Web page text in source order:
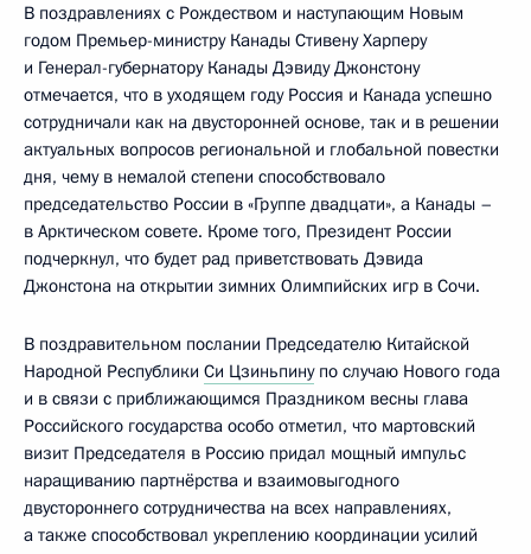
В поздравлениях с Рождеством и наступающим Новым
годом Премьер-министру Канады Стивену Харперу
и Генерал-губернатору Канады Дэвиду Джонстону
отмечается, что в уходящем году Россия и Канада успешно
сотрудничали как на двусторонней основе, так и в решении
актуальных вопросов региональной и глобальной повестки
дня, чему в немалой степени способствовало
председательство России в «Группе двадцати», а Канады –
в Арктическом совете. Кроме того, Президент России
подчеркнул, что будет рад приветствовать Дэвида
Джонстона на открытии зимних Олимпийских игр в Сочи.
В поздравительном послании Председателю Китайской
Народной Республики Си Цзиньпинупо случаю Нового года
и в связи с приближающимся Праздником весны глава
Российского государства особо отметил, что мартовский
визит Председателя в Россию придал мощный импульс
наращиванию партнёрства и взаимовыгодного
двустороннего сотрудничества на всех направлениях,
а также способствовал укреплению координации усилий